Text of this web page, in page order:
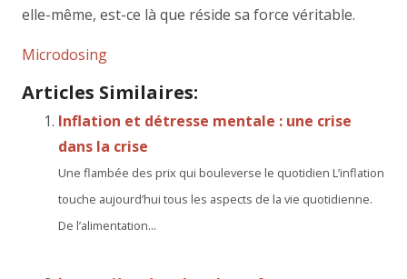
elle-même, est-ce là que réside sa force véritable.
Microdosing
Articles Similaires:
Inflation et détresse mentale : une crise
dans la crise
Une flambée des prix qui bouleverse le quotidien L’inflation
touche aujourd’hui tous les aspects de la vie quotidienne.
De l’alimentation...